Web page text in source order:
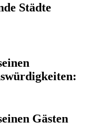
Städte
Gästen